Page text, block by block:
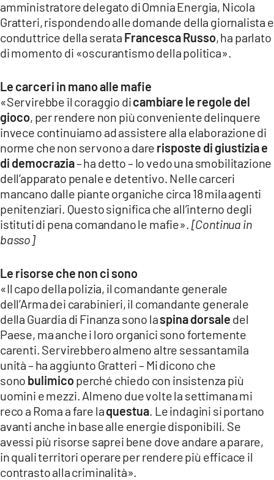
amministratore delegato di Omnia Energia, Nicola
Gratteri, rispondendo alle domande della giornalista e
conduttrice della serata Francesca Russo, ha parlato
di momento di «oscurantismo della politica».
Le carceri in mano alle mafie
«Servirebbe il coraggio dicambiare le regole del
gioco, per rendere non più conveniente delinquere
invece continuiamo ad assistere alla elaborazione di
norme che non servono a dare risposte di giustizia e
di democrazia– ha detto – Io vedo una smobilitazione
dell’apparato penale e detentivo. Nelle carceri
mancano dalle piante organiche circa 18 mila agenti
penitenziari. Questo significa che all’interno degli
istituti di pena comandano le mafie». [Continua in
basso]
Le risorse che non ci sono
«Il capo della polizia, il comandante generale
dell’Arma dei carabinieri, il comandante generale
della Guardia di Finanza sono laspina dorsale del
Paese, ma anche i loro organici sono fortemente
carenti. Servirebbero almeno altre sessantamila
unità – ha aggiunto Gratteri – Mi dicono che
sono bulimicoperché chiedo con insistenza più
uomini e mezzi. Almeno due volte la settimana mi
reco a Roma a fare laquestua . Le indagini si portano
avanti anche in base alle energie disponibili. Se
avessi più risorse saprei bene dove andare a parare,
in quali territori operare per rendere più efficace il
contrasto alla criminalità».